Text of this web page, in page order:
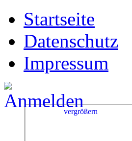
Startseite
Datenschutz
Impressum
vergrößern